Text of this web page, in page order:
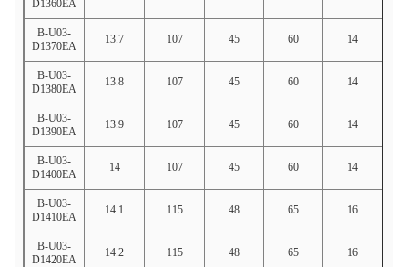
D1360EA
B-U03-
D1370EA
13.7 107 45 60 14
B-U03-
D1380EA
13.8 107 45 60 14
B-U03-
D1390EA
13.9 107 45 60 14
B-U03-
D1400EA
14 107 45 60 14
B-U03-
D1410EA
14.1 115 48 65 16
B-U03-
D1420EA
14.2 115 48 65 16